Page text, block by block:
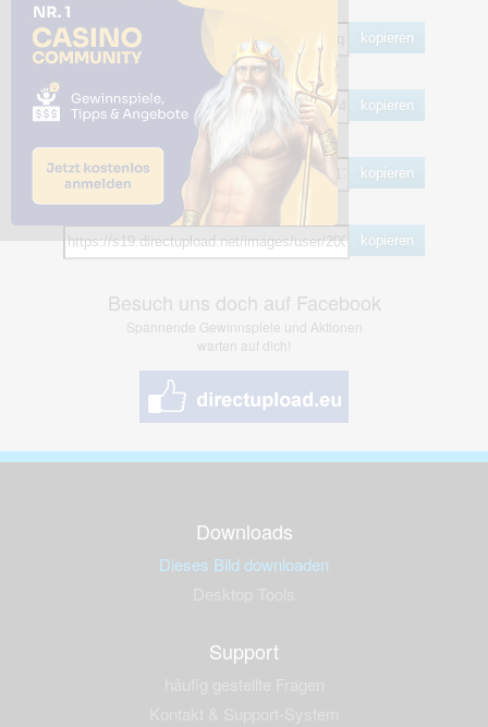
kopieren
HTML
kopieren
BB Code
kopieren
kopieren
Besuch uns doch auf Facebook
Spannende Gewinnspiele und Aktionen
warten auf dich!
Downloads
Dieses Bild downloaden
Support